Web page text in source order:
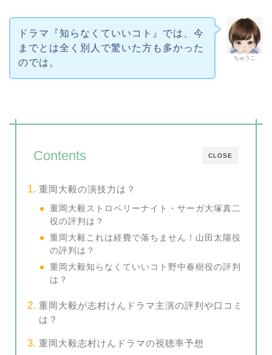
ちゅうこ
ドラマ『知らなくていいコト』では、今
までとは全く別人で驚いた方も多かった
のでは。
CLOSE
Contents
重岡大毅の演技力は？
重岡大毅ストロベリーナイト・サーガ大塚真二
役の評判は？
重岡大毅これは経費で落ちません！山田太陽役
の評判は？
重岡大毅知らなくていいコト野中春樹役の評判
は？
重岡大毅が志村けんドラマ主演の評判や口コミ
は？
重岡大毅志村けんドラマの視聴率予想